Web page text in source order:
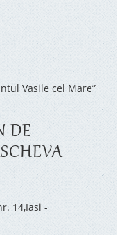
Vasile cel Mare”
DE
14,Iasi -